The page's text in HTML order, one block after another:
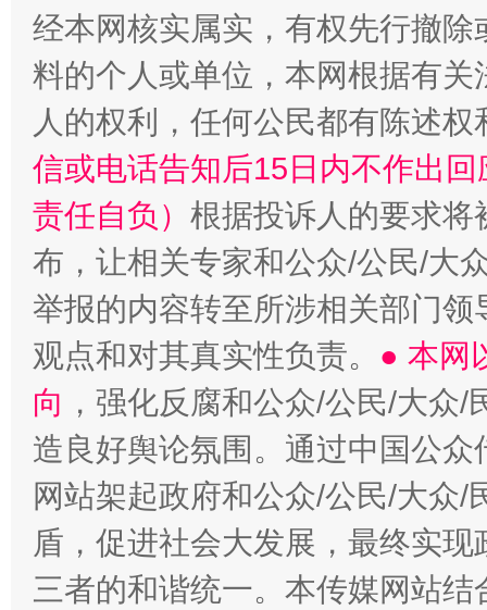
经本网核实属实，有权先行撤
料的个人或单位，本网根据有
人的权利，任何公民都有陈述
信或电话告知后15日内不作出
责任自负） 根据投诉人的要求将
布，让相关专家和公众/公民/大
举报的内容转至所涉相关部门
观点和对其真实性负责。 ● 本网
向 ，强化反腐和公众/公民/大众
造良好舆论氛围。通过中国公
网站架起政府和公众/公民/大众
盾，促进社会大发展，最终实
三者的和谐统一。本传媒网站